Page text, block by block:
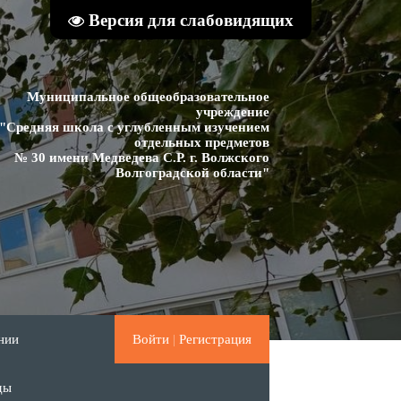
Версия для слабовидящих
Муниципальное общеобразовательное
учреждение
"Средняя школа с углубленным изучением
отдельных предметов
№ 30 имени Медведева С.Р. г. Волжского
Волгоградской области"
Войти | Регистрация